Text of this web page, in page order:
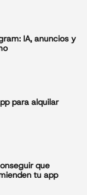
IA, anuncios y
para alquilar
que
tu app